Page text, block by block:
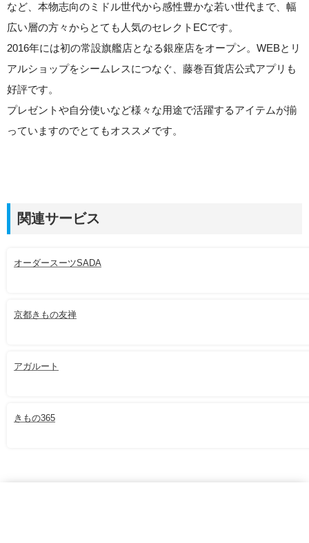
など、本物志向のミドル世代から感性豊かな若い世代まで、幅
広い層の方々からとても人気のセレクトECです。
2016年には初の常設旗艦店となる銀座店をオープン。WEBとリ
アルショップをシームレスにつなぐ、藤巻百貨店公式アプリも
好評です。
プレゼントや自分使いなど様々な用途で活躍するアイテムが揃
っていますのでとてもオススメです。
関連サービス
オーダースーツSADA
京都きもの友禅
アガルート
きもの365